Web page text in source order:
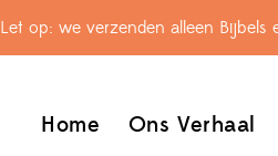
Let op: we verzenden alleen
Home Ons Verhaal